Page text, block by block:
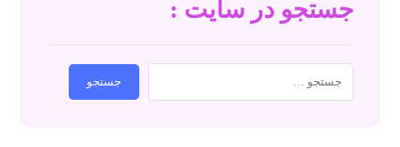
جستجو در سایت :
جستجو